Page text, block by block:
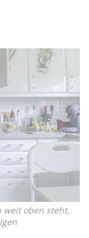
weit oben steht,